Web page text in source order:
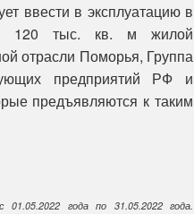
ввести в эксплуатацию в
120 тыс. кв. м жилой
отрасли Поморья, Группа
предприятий РФ и
предъявляются к таким
01.05.2022 года по 31.05.2022 года.